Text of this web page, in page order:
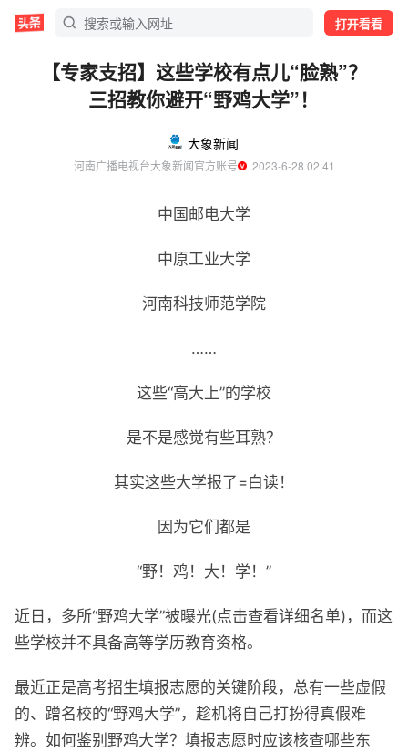
打开看看
【专家支招】这些学校有点儿“脸熟”？
三招教你避开“野鸡大学”！
大象新闻
河南广播电视台大象新闻官方账号
  2023-6-28 02:41
中国邮电大学
中原工业大学
河南科技师范学院
……
这些“高大上”的学校
是不是感觉有些耳熟？
其实这些大学报了=白读！
因为它们都是
“野！鸡！大！学！”
近日，多所“野鸡大学”被曝光(点击查看详细名单)，而这
些学校并不具备高等学历教育资格。
最近正是高考招生填报志愿的关键阶段，总有一些虚假
的、蹭名校的“野鸡大学”，趁机将自己打扮得真假难
辨。如何鉴别野鸡大学？填报志愿时应该核查哪些东